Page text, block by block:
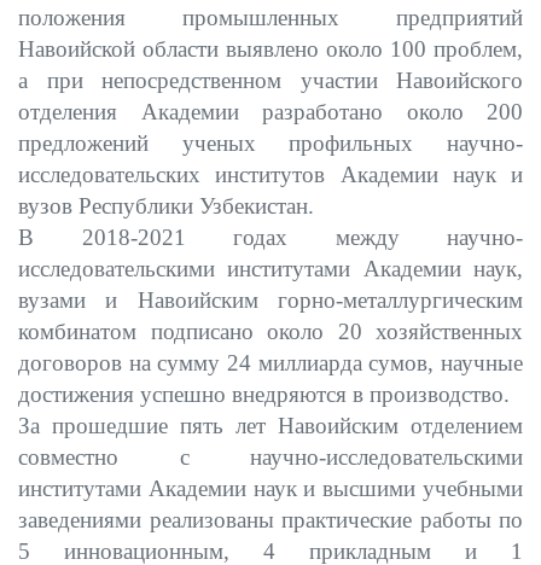
положения промышленных предприятий
Навоийской области выявлено около 100 проблем,
а при непосредственном участии Навоийского
отделения Академии разработано около 200
предложений ученых профильных научно-
исследовательских институтов Академии наук и
вузов Республики Узбекистан.
В 2018-2021 годах между научно-
исследовательскими институтами Академии наук,
вузами и Навоийским горно-металлургическим
комбинатом подписано около 20 хозяйственных
договоров на сумму 24 миллиарда сумов, научные
достижения успешно внедряются в производство.
За прошедшие пять лет Навоийским отделением
совместно с научно-исследовательскими
институтами Академии наук и высшими учебными
заведениями реализованы практические работы по
5 инновационным, 4 прикладным и 1